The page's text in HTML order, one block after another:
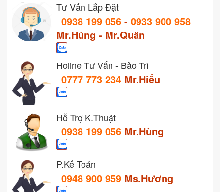
Tư Vấn Lắp Đặt
0938 199 056 - 0933 900 958
Mr.Hùng - Mr.Quân
Holine Tư Vấn - Bảo Trì
0777 773 234 Mr.Hiếu
Hỗ Trợ K.Thuật
0938 199 056 Mr.Hùng
P.Kế Toán
0948 900 959 Ms.Hương